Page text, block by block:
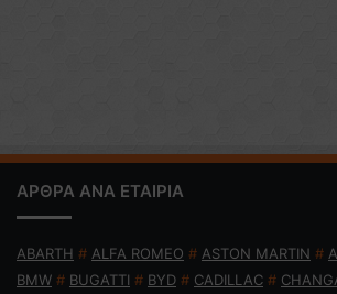
ΑΡΘΡΑ ΑΝΑ ΕΤΑΙΡΙΑ
ABARTH # ALFA ROMEO # ASTON MARTIN #
BMW # BUGATTI # BYD # CADILLAC #